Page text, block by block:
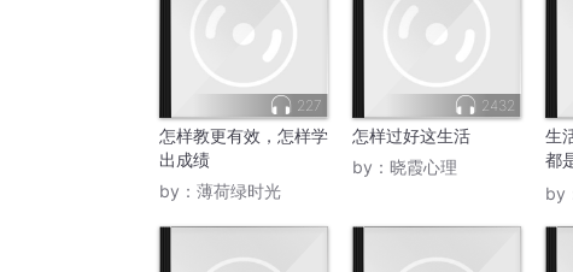
227
怎样教更有效，怎样学
出成绩
by： 薄荷绿时光
2432
怎样过好这生活
by： 晓霞心理
生
都
活
by